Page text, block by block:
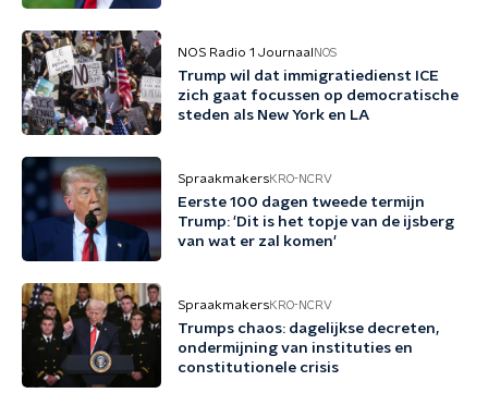
NOS Radio 1 Journaal NOS
Trump wil dat immigratiedienst ICE
zich gaat focussen op democratische
steden als New York en LA
SpraakmakersKRO-NCRV
Eerste 100 dagen tweede termijn
Trump: 'Dit is het topje van de ijsberg
van wat er zal komen'
SpraakmakersKRO-NCRV
Trumps chaos: dagelijkse decreten,
ondermijning van instituties en
constitutionele crisis